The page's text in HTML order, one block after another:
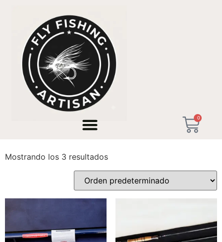
0
/ Productos etiquetados “caña mosca linea 7”
caña mosca linea 7
Mostrando los 3 resultados